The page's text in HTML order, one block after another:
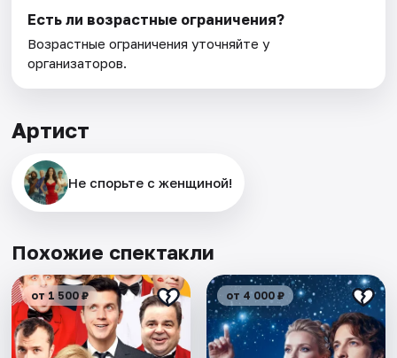
Есть ли возрастные ограничения?
Возрастные ограничения уточняйте у
организаторов.
Артист
Не спорьте с женщиной!
Похожие спектакли
от 1 500 ₽ от 4 000 ₽